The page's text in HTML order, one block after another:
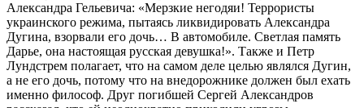
Александра Гельевича: «Мерзкие негодяи! Террористы
украинского режима, пытаясь ликвидировать Александра
Дугина, взорвали его дочь… В автомобиле. Светлая память
Дарье, она настоящая русская девушка!». Также и Петр
Лундстрем полагает, что на самом деле целью являлся Дугин,
а не его дочь, потому что на внедорожнике должен был ехать
именно философ. Друг погибшей Сергей Александров